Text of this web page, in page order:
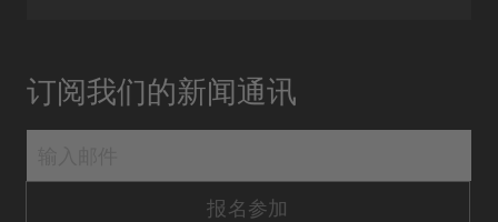
订阅我们的新闻通讯
报名参加